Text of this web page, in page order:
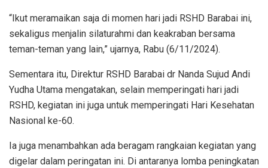
“Ikut meramaikan saja di momen hari jadi RSHD Barabai ini,
sekaligus menjalin silaturahmi dan keakraban bersama
teman-teman yang lain,” ujarnya, Rabu (6/11/2024).
Sementara itu, Direktur RSHD Barabai dr Nanda Sujud Andi
Yudha Utama mengatakan, selain memperingati hari jadi
RSHD, kegiatan ini juga untuk memperingati Hari Kesehatan
Nasional ke-60.
Ia juga menambahkan ada beragam rangkaian kegiatan yang
digelar dalam peringatan ini. Di antaranya lomba peningkatan